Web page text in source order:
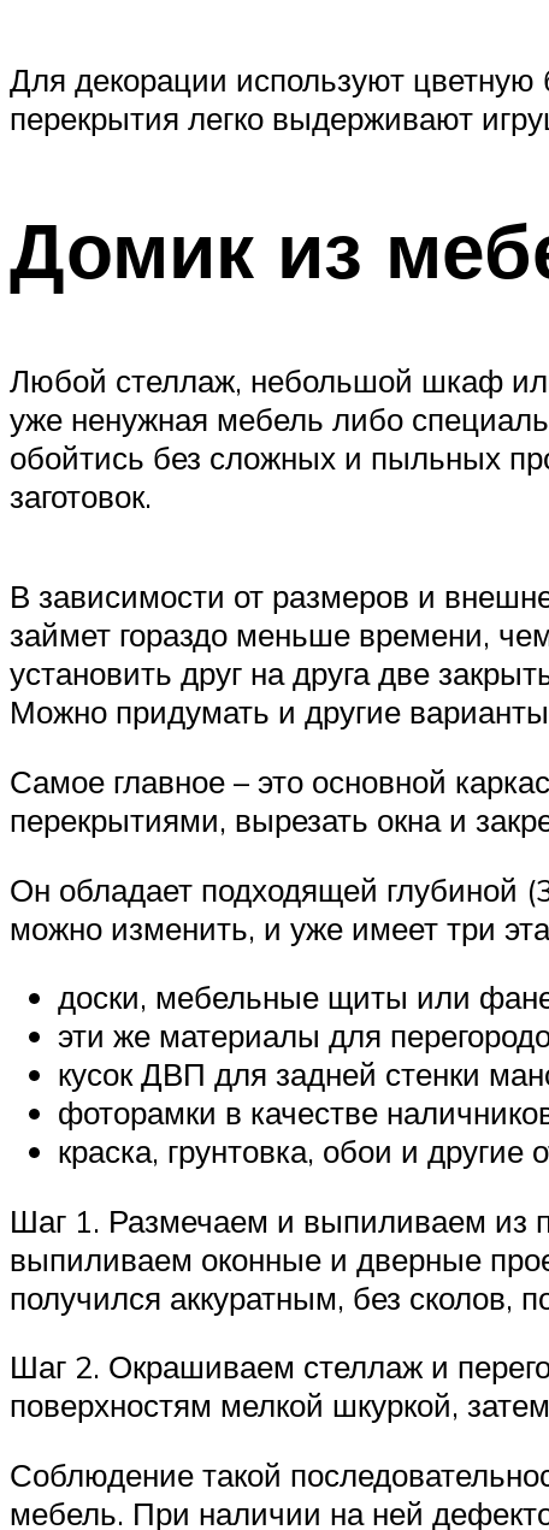
Для декорации используют цветную
перекрытия легко выдерживают
Домик из
Любой стеллаж, небольшой шкаф
уже ненужная мебель либо
обойтись без сложных и пыльных
заготовок.
В зависимости от размеров и
займет гораздо меньше времени,
установить друг на друга две
Можно придумать и другие
Самое главное – это основной
перекрытиями, вырезать окна и
Он обладает подходящей глубиной
можно изменить, и уже имеет три
доски, мебельные щиты или
эти же материалы для
кусок ДВП для задней стенки
фоторамки в качестве
краска, грунтовка, обои и
Шаг 1. Размечаем и выпиливаем из
выпиливаем оконные и дверные
получился аккуратным, без сколов,
Шаг 2. Окрашиваем стеллаж и
поверхностям мелкой шкуркой,
Соблюдение такой
мебель. При наличии на ней